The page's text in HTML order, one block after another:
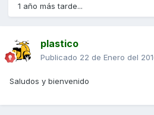
1 año más tarde...
plastico
Publicado 22 de Enero del
Saludos y bienvenido